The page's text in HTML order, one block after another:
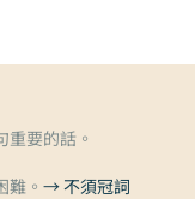
重要的話。
難。 → 不須冠詞